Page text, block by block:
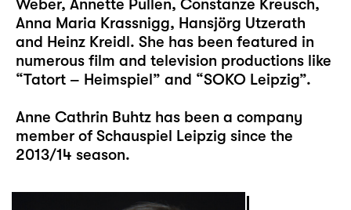
Weber, Annette Pullen, Constanze Kreusch,
Anna Maria Krassnigg, Hansjörg Utzerath
and Heinz Kreidl. She has been featured in
numerous film and television productions like
“Tatort – Heimspiel” and “SOKO Leipzig”.
Anne Cathrin Buhtz has been a company
member of Schauspiel Leipzig since the
2013/14 season.